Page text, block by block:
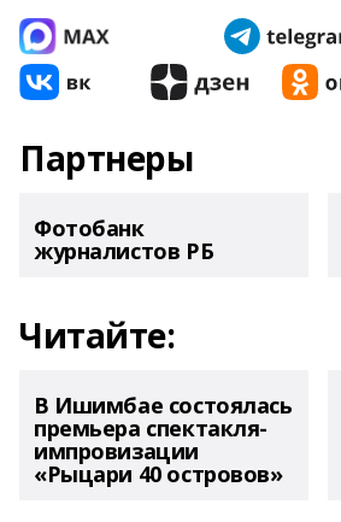
Партнеры
Фотобанк
журналистов РБ
Читайте:
В Ишимбае состоялась
премьера спектакля-
импровизации
«Рыцари 40 островов»